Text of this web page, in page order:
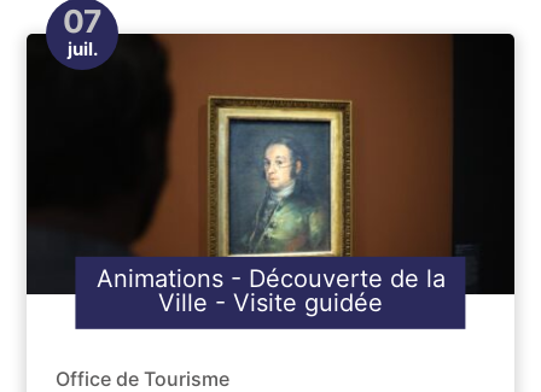
07
juil.
Animations - Découverte de la
Ville - Visite guidée
Office de Tourisme